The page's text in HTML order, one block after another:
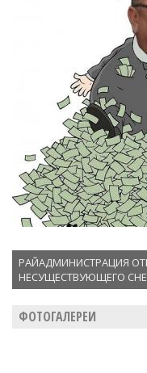
РАЙАДМИНИСТРАЦИЯ
НЕСУЩЕСТВУЮЩЕГО
ФОТОГАЛЕРЕИ